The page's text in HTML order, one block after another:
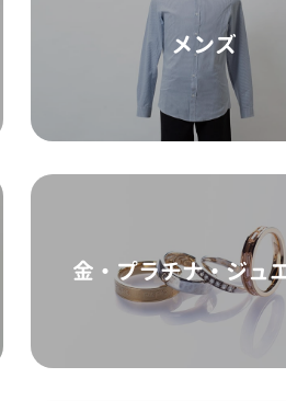
メンズ
金・プラチナ・ジュ